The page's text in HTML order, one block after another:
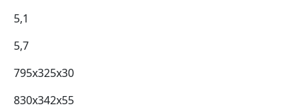
5,1
5,7
795х325х30
830x342x55